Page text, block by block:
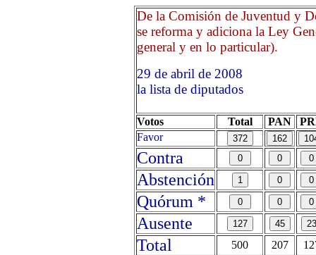
De la Comisión de Juventud y
se reforma y adiciona la Ley
general y en lo particular).
29 de abril de 2008
la lista de diputados
Votos Total PAN
Favor
Contra
Abstención
Quórum *
Ausente
Total
500 207